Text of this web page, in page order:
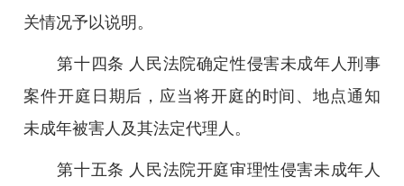
关情况予以说明。
第十四条 人民法院确定性侵害未成年人刑事
案件开庭日期后，应当将开庭的时间、地点通知
未成年被害人及其法定代理人。
第十五条 人民法院开庭审理性侵害未成年人